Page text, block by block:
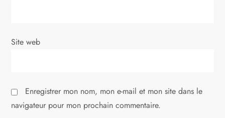
i
l
e
Site web
Enregistrer mon nom, mon e-mail et mon site dans le
navigateur pour mon prochain commentaire.